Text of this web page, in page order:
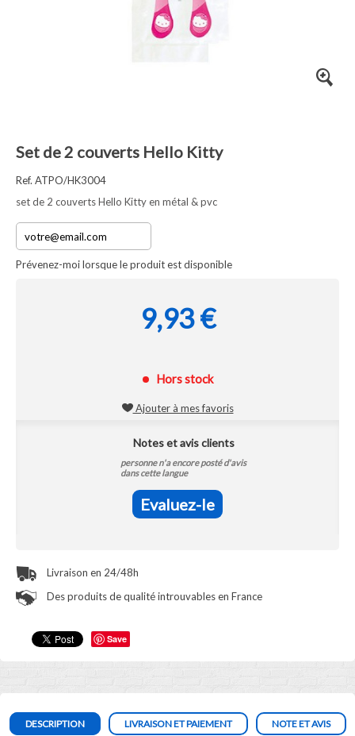
Save
Set de 2 couverts Hello Kitty
Ref. ATPO/HK3004
set de 2 couverts Hello Kitty en métal & pvc
Prévenez-moi lorsque le produit est disponible
9,93 €
Hors stock
Ajouter à mes favoris
Notes et avis clients
personne n'a encore posté d'avis
dans cette langue
Evaluez-le
Livraison en 24/48h
Des produits de qualité introuvables en France
DESCRIPTION LIVRAISON ET PAIEMENT NOTE ET AVIS